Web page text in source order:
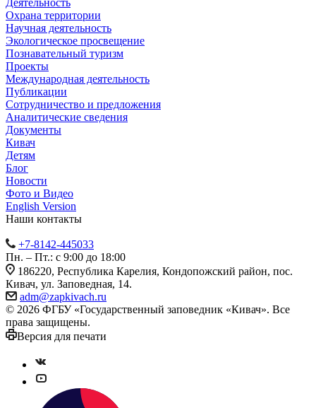
Охрана территории
Научная деятельность
Экологическое просвещение
Познавательный туризм
Проекты
Международная деятельность
Публикации
Сотрудничество и предложения
Аналитические сведения
Документы
Кивач
Детям
Блог
Новости
Фото и Видео
English Version
Наши контакты
+7-8142-445033
Пн. – Пт.: с 9:00 до 18:00
186220, Республика Карелия, Кондопожский район, пос.
Кивач, ул. Заповедная, 14.
adm@zapkivach.ru
© 2026 ФГБУ «Государственный заповедник «Кивач». Все
права защищены.
Версия для печати